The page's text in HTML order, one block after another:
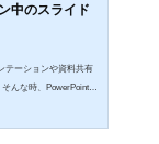
中のスライド
テーションや資料共有
んな時、PowerPointで